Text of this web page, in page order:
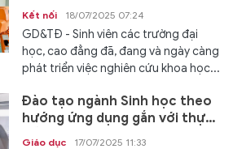
Kết nối 18/07/2025 07:24
GD&TĐ - Sinh viên các trường đại
học, cao đẳng đã, đang và ngày càng
phát triển việc nghiên cứu khoa học...
Đào tạo ngành Sinh học theo
hướng ứng dụng gắn với thực
tiễn và hội nhập quốc tế
Giáo dục 17/07/2025 11:33